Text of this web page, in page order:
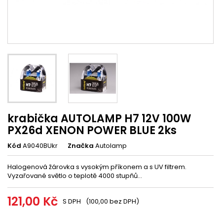
krabička AUTOLAMP H7 12V 100W
PX26d XENON POWER BLUE 2ks
Kód A9040BUkr Značka Autolamp
Halogenová žárovka s vysokým příkonem a s UV filtrem.
Vyzařované světlo o teplotě 4000 stupňů...
121,00 Kč S DPH (100,00 bez DPH)